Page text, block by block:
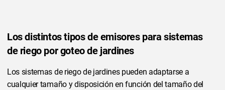
Los distintos tipos de emisores para sistemas
de riego por goteo de jardines
Los sistemas de riego de jardines pueden adaptarse a
cualquier tamaño y disposición en función del tamaño del